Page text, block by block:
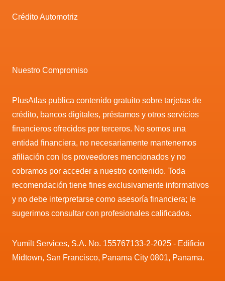
Crédito Automotriz
Nuestro Compromiso
PlusAtlas publica contenido gratuito sobre tarjetas de
crédito, bancos digitales, préstamos y otros servicios
financieros ofrecidos por terceros. No somos una
entidad financiera, no necesariamente mantenemos
afiliación con los proveedores mencionados y no
cobramos por acceder a nuestro contenido. Toda
recomendación tiene fines exclusivamente informativos
y no debe interpretarse como asesoría financiera; le
sugerimos consultar con profesionales calificados.
Yumilt Services, S.A. No. 155767133-2-2025 - Edificio
Midtown, San Francisco, Panama City 0801, Panama.